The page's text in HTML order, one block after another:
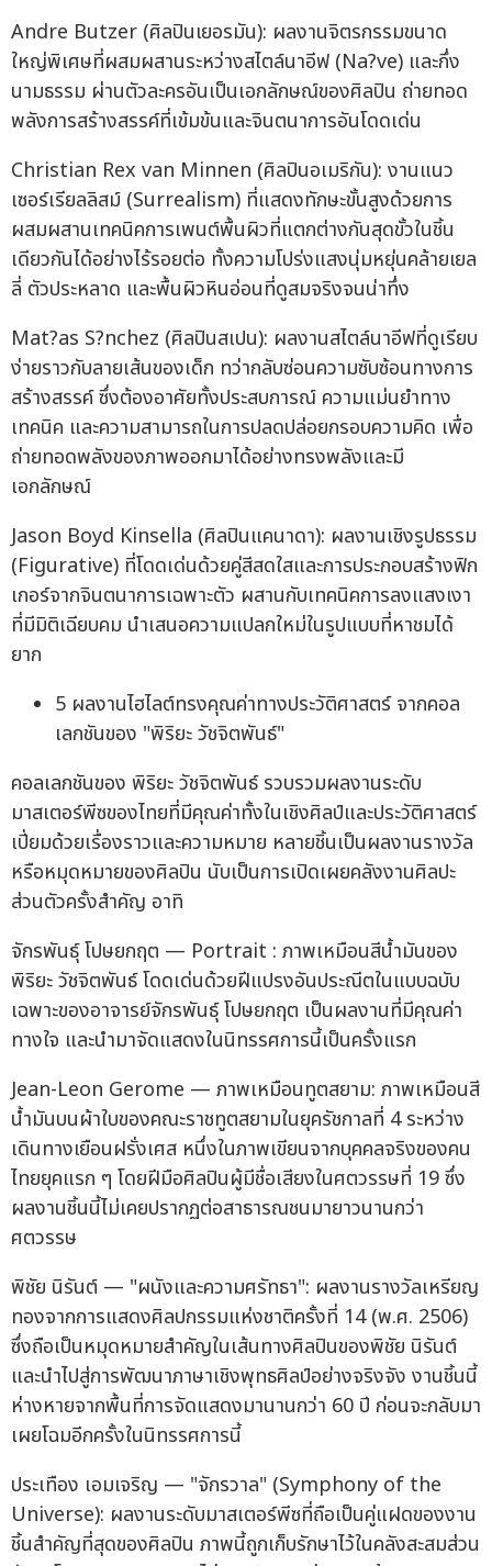
Andre Butzer (ศิลปินเยอรมัน): ผลงานจิตรกรรมขนาด
ใหญ่พิเศษที่ผสมผสานระหว่างสไตล์นาอีฟ (Na?ve) และกึ่ง
นามธรรม ผ่านตัวละครอันเป็นเอกลักษณ์ของศิลปิน ถ่ายทอด
พลังการสร้างสรรค์ที่เข้มข้นและจินตนาการอันโดดเด่น
Christian Rex van Minnen (ศิลปินอเมริกัน): งานแนว
เซอร์เรียลลิสม์ (Surrealism) ที่แสดงทักษะขั้นสูงด้วยการ
ผสมผสานเทคนิคการเพนต์พื้นผิวที่แตกต่างกันสุดขั้วในชิ้น
เดียวกันได้อย่างไร้รอยต่อ ทั้งความโปร่งแสงนุ่มหยุ่นคล้ายเยล
ลี่ ตัวประหลาด และพื้นผิวหินอ่อนที่ดูสมจริงจนน่าทึ่ง
Mat?as S?nchez (ศิลปินสเปน): ผลงานสไตล์นาอีฟที่ดูเรียบ
ง่ายราวกับลายเส้นของเด็ก ทว่ากลับซ่อนความซับซ้อนทางการ
สร้างสรรค์ ซึ่งต้องอาศัยทั้งประสบการณ์ ความแม่นยำทาง
เทคนิค และความสามารถในการปลดปล่อยกรอบความคิด เพื่อ
ถ่ายทอดพลังของภาพออกมาได้อย่างทรงพลังและมี
เอกลักษณ์
Jason Boyd Kinsella (ศิลปินแคนาดา): ผลงานเชิงรูปธรรม
(Figurative) ที่โดดเด่นด้วยคู่สีสดใสและการประกอบสร้างฟิก
เกอร์จากจินตนาการเฉพาะตัว ผสานกับเทคนิคการลงแสงเงา
ที่มีมิติเฉียบคม นำเสนอความแปลกใหม่ในรูปแบบที่หาชมได้
ยาก
5 ผลงานไฮไลต์ทรงคุณค่าทางประวัติศาสตร์ จากคอล
เลกชันของ "พิริยะ วัชจิตพันธ์"
คอลเลกชันของ พิริยะ วัชจิตพันธ์ รวบรวมผลงานระดับ
มาสเตอร์พีซของไทยที่มีคุณค่าทั้งในเชิงศิลป์และประวัติศาสตร์
เปี่ยมด้วยเรื่องราวและความหมาย หลายชิ้นเป็นผลงานรางวัล
หรือหมุดหมายของศิลปิน นับเป็นการเปิดเผยคลังงานศิลปะ
ส่วนตัวครั้งสำคัญ อาทิ
จักรพันธุ์ โปษยกฤต — Portrait : ภาพเหมือนสีน้ำมันของ
พิริยะ วัชจิตพันธ์ โดดเด่นด้วยฝีแปรงอันประณีตในแบบฉบับ
เฉพาะของอาจารย์จักรพันธุ์ โปษยกฤต เป็นผลงานที่มีคุณค่า
ทางใจ และนำมาจัดแสดงในนิทรรศการนี้เป็นครั้งแรก
Jean-Leon Gerome — ภาพเหมือนทูตสยาม: ภาพเหมือนสี
น้ำมันบนผ้าใบของคณะราชทูตสยามในยุครัชกาลที่ 4 ระหว่าง
เดินทางเยือนฝรั่งเศส หนึ่งในภาพเขียนจากบุคคลจริงของคน
ไทยยุคแรก ๆ โดยฝีมือศิลปินผู้มีชื่อเสียงในศตวรรษที่ 19 ซึ่ง
ผลงานชิ้นนี้ไม่เคยปรากฏต่อสาธารณชนมายาวนานกว่า
ศตวรรษ
พิชัย นิรันต์ — "ผนังและความศรัทธา": ผลงานรางวัลเหรียญ
ทองจากการแสดงศิลปกรรมแห่งชาติครั้งที่ 14 (พ.ศ. 2506)
ซึ่งถือเป็นหมุดหมายสำคัญในเส้นทางศิลปินของพิชัย นิรันต์
และนำไปสู่การพัฒนาภาษาเชิงพุทธศิลป์อย่างจริงจัง งานชิ้นนี้
ห่างหายจากพื้นที่การจัดแสดงมานานกว่า 60 ปี ก่อนจะกลับมา
เผยโฉมอีกครั้งในนิทรรศการนี้
ประเทือง เอมเจริญ — "จักรวาล" (Symphony of the
Universe): ผลงานระดับมาสเตอร์พีซที่ถือเป็นคู่แฝดของงาน
ชิ้นสำคัญที่สุดของศิลปิน ภาพนี้ถูกเก็บรักษาไว้ในคลังสะสมส่วน